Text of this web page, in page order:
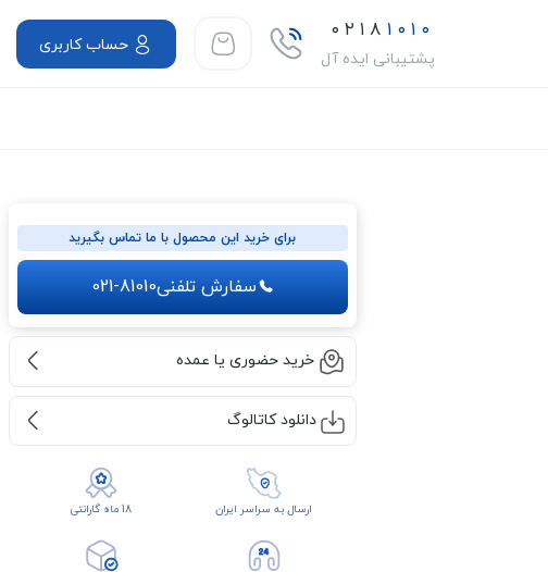
۰۲۱۸ ۱۰۱۰
پشتیبانی ایده آل
حساب کاربری
برای خرید این محصول با ما تماس بگیرید
سفارش تلفنی021-81010
خرید حضوری یا عمده
دانلود کاتالوگ
ارسال به سراسر ایران 18 ماه گارانتی